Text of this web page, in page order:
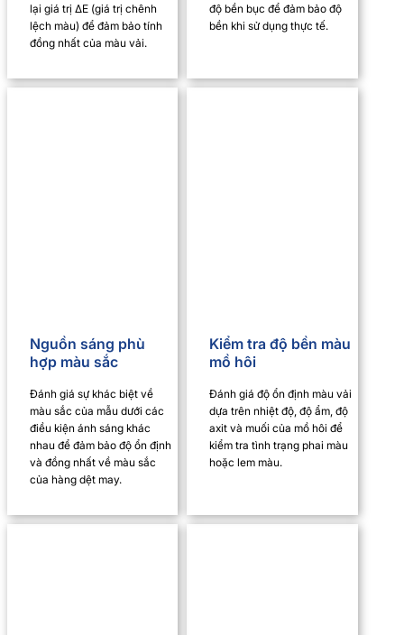
lại giá trị ΔE (giá trị chênh
lệch màu) để đảm bảo tính
đồng nhất của màu vải.
độ bền bục để đảm bảo độ
bền khi sử dụng thực tế.
Nguồn sáng phù
hợp màu sắc
Đánh giá sự khác biệt về
màu sắc của mẫu dưới các
điều kiện ánh sáng khác
nhau để đảm bảo độ ổn định
và đồng nhất về màu sắc
của hàng dệt may.
Kiểm tra độ bền màu
mồ hôi
Đánh giá độ ổn định màu vải
dựa trên nhiệt độ, độ ẩm, độ
axit và muối của mồ hôi để
kiểm tra tình trạng phai màu
hoặc lem màu.